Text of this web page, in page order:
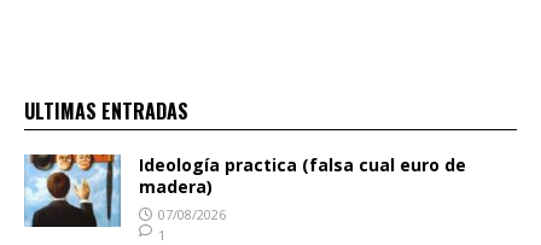
ULTIMAS ENTRADAS
Ideología practica (falsa cual euro de
madera)
07/08/2026
1